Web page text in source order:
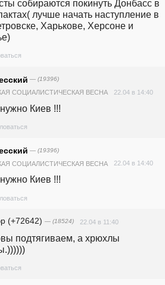
собираются покинуть Донбасс в
лучше начать наступление в
Харькове, Херсоне и
— (19396)
СОЦИАЛИСТИЧЕСКАЯ ВЕСНА 22.04 в 14:40
Киев !!!
— (19396)
СОЦИАЛИСТИЧЕСКАЯ ВЕСНА 22.04 в 14:40
Киев !!!
(+72642) — (18524) 22.04 в 11:40
подтягиваем, а хрюхлы